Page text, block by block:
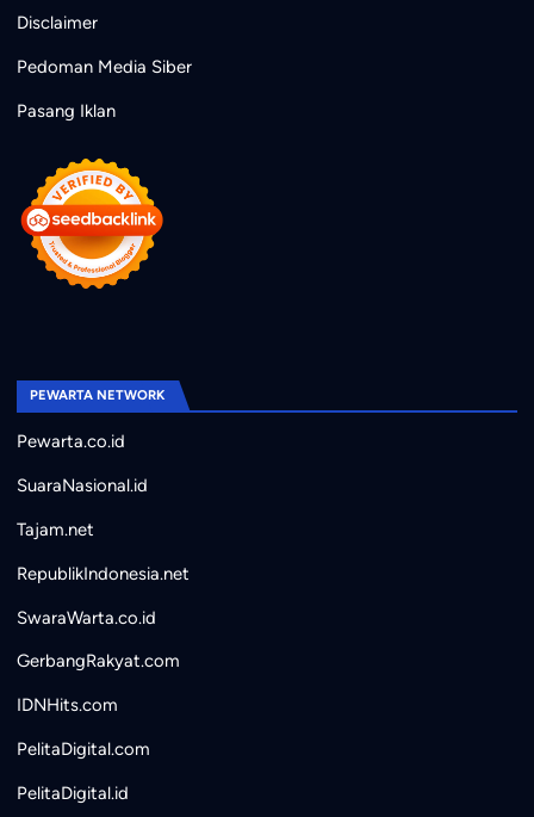
Disclaimer
Pedoman Media Siber
Pasang Iklan
PEWARTA NETWORK
Pewarta.co.id
SuaraNasional.id
Tajam.net
RepublikIndonesia.net
SwaraWarta.co.id
GerbangRakyat.com
IDNHits.com
PelitaDigital.com
PelitaDigital.id